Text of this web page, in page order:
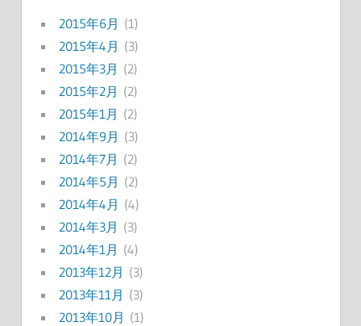
2015年6月 (1)
2015年4月 (3)
2015年3月 (2)
2015年2月 (2)
2015年1月 (2)
2014年9月 (3)
2014年7月 (2)
2014年5月 (2)
2014年4月 (4)
2014年3月 (3)
2014年1月 (4)
2013年12月 (3)
2013年11月 (3)
2013年10月 (1)